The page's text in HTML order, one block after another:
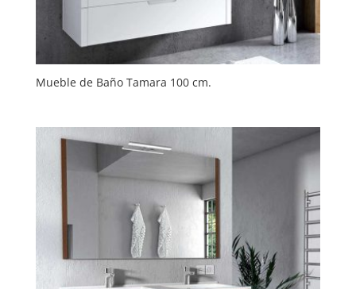
Mueble de Baño Tamara 100 cm.